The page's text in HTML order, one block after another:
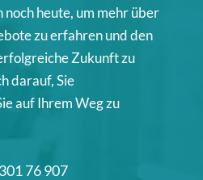
heute, um mehr über
zu erfahren und den
Zukunft zu
darauf, Sie
auf Ihrem Weg zu
76 907